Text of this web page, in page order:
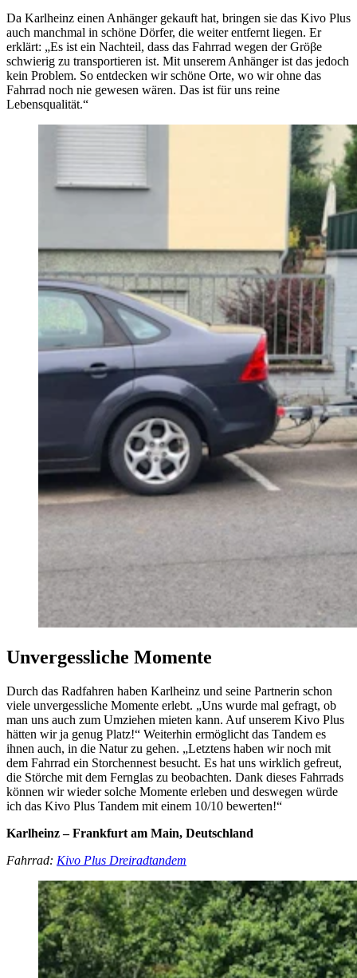
Da Karlheinz einen Anhänger gekauft hat, bringen sie das Kivo Plus
auch manchmal in schöne Dörfer, die weiter entfernt liegen. Er
erklärt: „Es ist ein Nachteil, dass das Fahrrad wegen der Gröβe
schwierig zu transportieren ist. Mit unserem Anhänger ist das jedoch
kein Problem. So entdecken wir schöne Orte, wo wir ohne das
Fahrrad noch nie gewesen wären. Das ist für uns reine
Lebensqualität.“
Unvergessliche Momente
Durch das Radfahren haben Karlheinz und seine Partnerin schon
viele unvergessliche Momente erlebt. „Uns wurde mal gefragt, ob
man uns auch zum Umziehen mieten kann. Auf unserem Kivo Plus
hätten wir ja genug Platz!“ Weiterhin ermöglicht das Tandem es
ihnen auch, in die Natur zu gehen. „Letztens haben wir noch mit
dem Fahrrad ein Storchennest besucht. Es hat uns wirklich gefreut,
die Störche mit dem Fernglas zu beobachten. Dank dieses Fahrrads
können wir wieder solche Momente erleben und deswegen würde
ich das Kivo Plus Tandem mit einem 10/10 bewerten!“
Karlheinz – Frankfurt am Main, Deutschland
Fahrrad: Kivo Plus Dreiradtandem